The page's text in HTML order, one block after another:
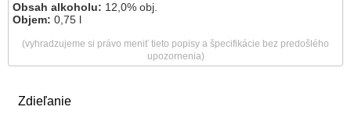
Zdieľanie
Obsah alkoholu: 12,0% obj.
Objem: 0,75 l
(vyhradzujeme si právo meniť tieto popisy a špecifikácie bez predošlého
upozornenia)